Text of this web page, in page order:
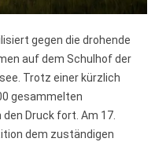
gegen die drohende
auf dem Schulhof der
Trotz einer kürzlich
gesammelten
Druck fort. Am 17.
dem zuständigen